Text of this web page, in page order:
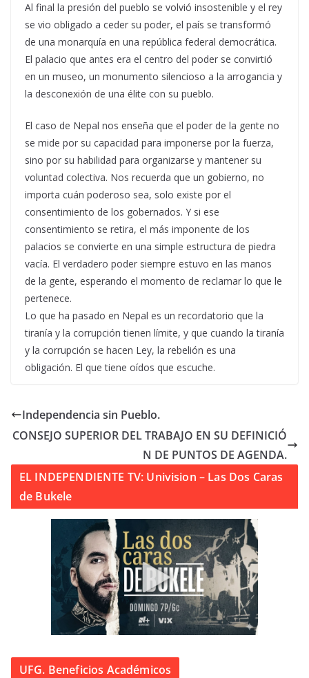
Al final la presión del pueblo se volvió insostenible y el rey
se vio obligado a ceder su poder, el país se transformó
de una monarquía en una república federal democrática.
El palacio que antes era el centro del poder se convirtió
en un museo, un monumento silencioso a la arrogancia y
la desconexión de una élite con su pueblo.
El caso de Nepal nos enseña que el poder de la gente no
se mide por su capacidad para imponerse por la fuerza,
sino por su habilidad para organizarse y mantener su
voluntad colectiva. Nos recuerda que un gobierno, no
importa cuán poderoso sea, solo existe por el
consentimiento de los gobernados. Y si ese
consentimiento se retira, el más imponente de los
palacios se convierte en una simple estructura de piedra
vacía. El verdadero poder siempre estuvo en las manos
de la gente, esperando el momento de reclamar lo que le
pertenece.
Lo que ha pasado en Nepal es un recordatorio que la
tiranía y la corrupción tienen límite, y que cuando la tiranía
y la corrupción se hacen Ley, la rebelión es una
obligación. El que tiene oídos que escuche.
Independencia sin Pueblo.
CONSEJO SUPERIOR DEL TRABAJO EN SU DEFINICIÓ
N DE PUNTOS DE AGENDA.
EL INDEPENDIENTE TV: Univision – Las Dos Caras
de Bukele
UFG. Beneficios Académicos